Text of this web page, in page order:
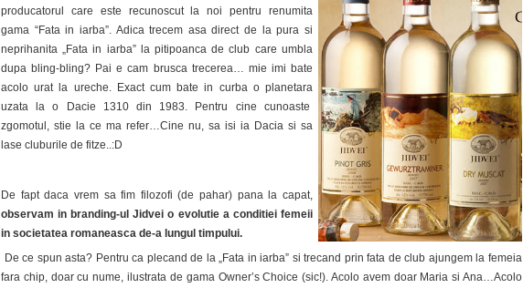
producatorul care este recunoscut la noi pentru renumita
gama “Fata in iarba”. Adica trecem asa direct de la pura si
neprihanita „Fata in iarba” la pitipoanca de club care umbla
dupa bling-bling? Pai e cam brusca trecerea… mie imi bate
acolo urat la ureche. Exact cum bate in curba o planetara
uzata la o Dacie 1310 din 1983. Pentru cine cunoaste
zgomotul, stie la ce ma refer…Cine nu, sa isi ia Dacia si sa
lase cluburile de fitze..:D
De fapt daca vrem sa fim filozofi (de pahar) pana la capat,
observam in branding-ul Jidvei o evolutie a conditiei femeii
in societatea romaneasca de-a lungul timpului.
De ce spun asta? Pentru ca plecand de la „Fata in iarba” si trecand prin fata de club ajungem la femeia
fara chip, doar cu nume, ilustrata de gama Owner’s Choice (sic!). Acolo avem doar Maria si Ana…Acolo